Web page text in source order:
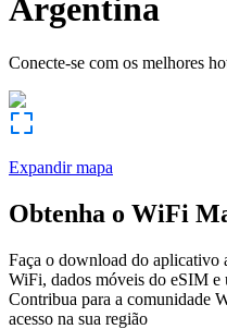
Argentina
Conecte-se com os melhores
Expandir mapa
Obtenha o WiFi
Faça o download do aplicativo
WiFi, dados móveis do eSIM e
Contribua para a comunidade
acesso na sua região